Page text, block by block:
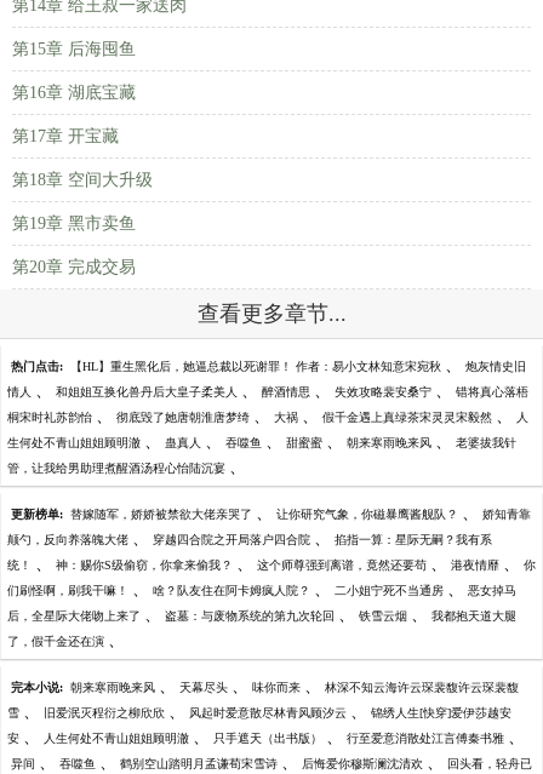
第14章 给王叔一家送肉
第15章 后海囤鱼
第16章 湖底宝藏
第17章 开宝藏
第18章 空间大升级
第19章 黑市卖鱼
第20章 完成交易
查看更多章节...
热门点击: 【HL】重生黑化后，她逼总裁以死谢罪！ 作者：易小文林知意宋宛秋 、 炮灰情史旧
情人 、 和姐姐互换化兽丹后大皇子柔美人 、 醉酒情思 、 失效攻略裴安桑宁 、 错将真心落梧
桐宋时礼苏韵怡 、 彻底毁了她唐朝淮唐梦绮 、 大祸 、 假千金遇上真绿茶宋灵灵宋毅然 、 人
生何处不青山姐姐顾明澈 、 蛊真人 、 吞噬鱼 、 甜蜜蜜 、 朝来寒雨晚来风 、 老婆拔我针
管，让我给男助理煮醒酒汤程心怡陆沉宴 、
更新榜单: 替嫁随军，娇娇被禁欲大佬亲哭了 、 让你研究气象，你磁暴鹰酱舰队？ 、 娇知青靠
颠勺，反向养落魄大佬 、 穿越四合院之开局落户四合院 、 掐指一算：星际无嗣？我有系
统！ 、 神：赐你S级偷窃，你拿来偷我？ 、 这个师尊强到离谱，竟然还要苟 、 港夜情靡 、 你
们刷怪啊，刷我干嘛！ 、 啥？队友住在阿卡姆疯人院？ 、 二小姐宁死不当通房 、 恶女掉马
后，全星际大佬吻上来了 、 盗墓：与废物系统的第九次轮回 、 铁雪云烟 、 我都抱天道大腿
了，假千金还在演 、
完本小说: 朝来寒雨晚来风 、 天幕尽头 、 味你而来 、 林深不知云海许云琛裴馥许云琛裴馥
雪 、 旧爱泯灭程衍之柳欣欣 、 风起时爱意散尽林青风顾汐云 、 锦绣人生[快穿]爱伊莎越安
安 、 人生何处不青山姐姐顾明澈 、 只手遮天（出书版） 、 行至爱意消散处江言傅秦书雅 、
异间 、 吞噬鱼 、 鹤别空山踏明月孟谦荀宋雪诗 、 后悔爱你穆斯澜沈清欢 、 回头看，轻舟已